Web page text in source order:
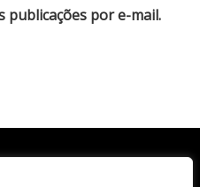
publicações por e-mail.